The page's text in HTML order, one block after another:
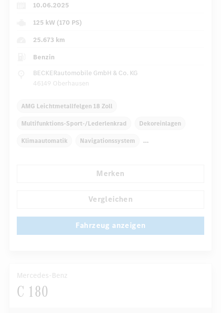
10.06.2025
125 kW (170 PS)
25.673 km
Benzin
BECKERautomobile GmbH & Co. KG
46149 Oberhausen
AMG Leichtmetallfelgen 18 Zoll
Multifunktions-Sport-/Lederlenkrad Dekoreinlagen
Klimaautomatik Navigationssystem
Automatisch abblendende Innen- und Außenspiegel
Merken
Vergleichen
Fahrzeug anzeigen
Mercedes-Benz
C 180